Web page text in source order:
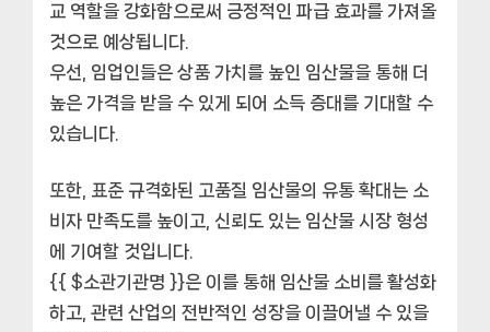
교 역할을 강화함으로써 긍정적인 파급 효과를 가져올
것으로 예상됩니다.
우선, 임업인들은 상품 가치를 높인 임산물을 통해 더
높은 가격을 받을 수 있게 되어 소득 증대를 기대할 수
있습니다.
또한, 표준 규격화된 고품질 임산물의 유통 확대는 소
비자 만족도를 높이고, 신뢰도 있는 임산물 시장 형성
에 기여할 것입니다.
{{ $소관기관명 }}은 이를 통해 임산물 소비를 활성화
하고, 관련 산업의 전반적인 성장을 이끌어낼 수 있을